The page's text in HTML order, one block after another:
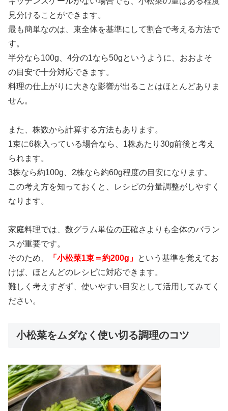
見分けることができます。
最も簡単なのは、束全体を基準にして割合で考える方法で
す。
半分なら100g、4分の1なら50gというように、おおよそ
の目安で十分対応できます。
料理の仕上がりに大きな影響が出ることはほとんどありま
せん。
また、株数から計算する方法もあります。
1束に6株入っている場合なら、1株あたり30g前後と考え
られます。
3株なら約100g、2株なら約60g程度の目安になります。
この考え方を知っておくと、レシピの分量調整がしやすく
なります。
家庭料理では、数グラム単位の正確さよりも全体のバラン
スが重要です。
そのため、
「小松菜1束＝約200g」 という基準を覚えてお
けば、ほとんどのレシピに対応できます。
難しく考えすぎず、使いやすい目安として活用してみてく
ださい。
小松菜をムダなく使い切る調理のコツ